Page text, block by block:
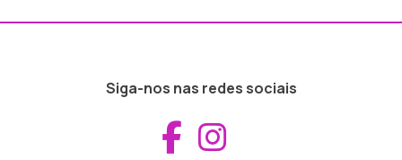
Siga-nos nas redes sociais
Aceder ao